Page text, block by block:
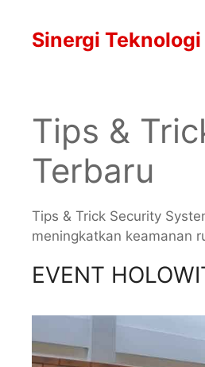
Sinergi
Tips &
Terbaru
Tips & Trick Security
meningkatkan keamanan
EVENT